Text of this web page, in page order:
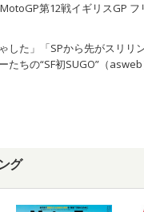
第12戦イギリスGP
した」「SPから先がスリリ
ちの“SF初SUGO”（asweb
グ